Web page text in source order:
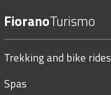
FioranoTurismo
Trekking and bike rides
Spas